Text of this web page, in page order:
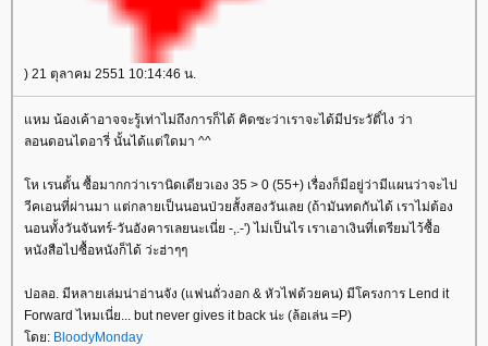
) 21 ตุลาคม 2551 10:14:46 น.
หม น้องเค้าอาจจะรู้เท่าไม่ถึงการก็ได้ คิดซะว่าเราจะได้มีประวัติ์ไง ว่า
ลอนดอนไดอารี่ นั้นได้แต่ใดมา ^^
ห เรนตั้น ซื้อมากกว่าเรานิดเดียวเอง 35 > 0 (55+) เรื่องก็มีอยู่ว่ามีแผนว่าจะไป
วีคเอนที่ผ่านมา แต่กลายเป็นนอนป่วยสั้งสองวันเลย (ถ้ามันทดกันได้ เราไม่ต้อง
นอนทั้งวันจันทร์-วันอังคารเลยนะเนี่ย -,.-') ไม่เป็นไร เราเอาเงินที่เตรียมไว้ซื้อ
หนังสือไปซื้อหนังก็ได้ ว่ะฮ่าๆๆ
ปอลอ. มีหลายเล่มน่าอ่านจัง (แฟนถั่วงอก & หัวไฟด้วยคน) มีโครงการ Lend it
Forward ไหมเนี่ย... but never gives it back น่ะ (ล้อเล่น =P)
ดย: BloodyMonday